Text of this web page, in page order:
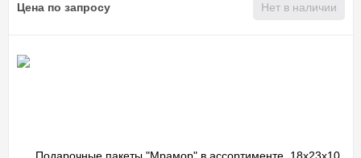
Цена по запросу Нет в наличии